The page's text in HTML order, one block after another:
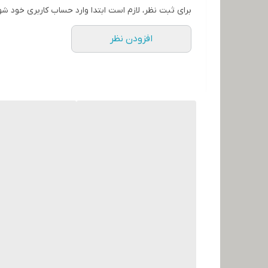
برای ثبت نظر، لازم است ابتدا وارد حساب کاربری خود
افزودن نظر